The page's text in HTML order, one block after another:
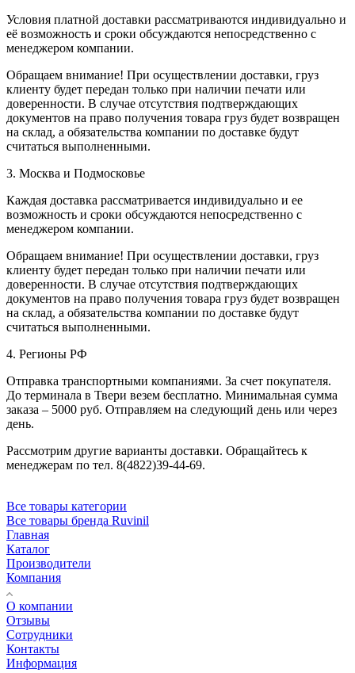
Условия платной доставки рассматриваются индивидуально и
её возможность и сроки обсуждаются непосредственно с
менеджером компании.
Обращаем внимание! При осуществлении доставки, груз
клиенту будет передан только при наличии печати или
доверенности. В случае отсутствия подтверждающих
документов на право получения товара груз будет возвращен
на склад, а обязательства компании по доставке будут
считаться выполненными.
3. Москва и Подмосковье
Каждая доставка рассматривается индивидуально и ее
возможность и сроки обсуждаются непосредственно с
менеджером компании.
Обращаем внимание! При осуществлении доставки, груз
клиенту будет передан только при наличии печати или
доверенности. В случае отсутствия подтверждающих
документов на право получения товара груз будет возвращен
на склад, а обязательства компании по доставке будут
считаться выполненными.
4. Регионы РФ
Отправка транспортными компаниями. За счет покупателя.
До терминала в Твери везем бесплатно. Минимальная сумма
заказа – 5000 руб. Отправляем на следующий день или через
день.
Рассмотрим другие варианты доставки. Обращайтесь к
менеджерам по тел. 8(4822)39-44-69.
Все товары категории
Все товары бренда Ruvinil
Главная
Каталог
Производители
Компания
О компании
Отзывы
Сотрудники
Контакты
Информация